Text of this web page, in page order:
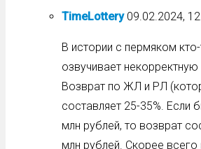
TimeLottery 09.02.2024,
В истории с пермяком
озвучивает
Возврат по ЖЛ и РЛ
составляет 25-35%. Если
млн рублей, то возврат
млн рублей. Скорее всего